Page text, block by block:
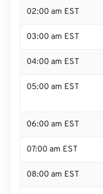
02:00 am EST
03:00 am EST
04:00 am EST
05:00 am EST
06:00 am EST
07:00 am EST
08:00 am EST